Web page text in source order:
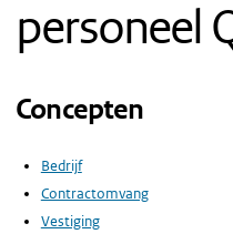
personeel
Concepten
Bedrijf
Contractomvang
Vestiging